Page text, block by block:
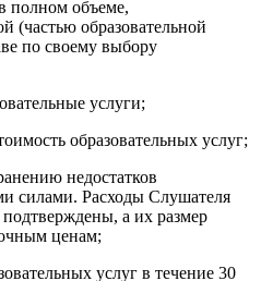
полном объеме,
(частью образовательной
по своему выбору
услуги;
образовательных услуг;
недостатков
силами. Расходы Слушателя
а их размер
ценам;
услуг в течение 30